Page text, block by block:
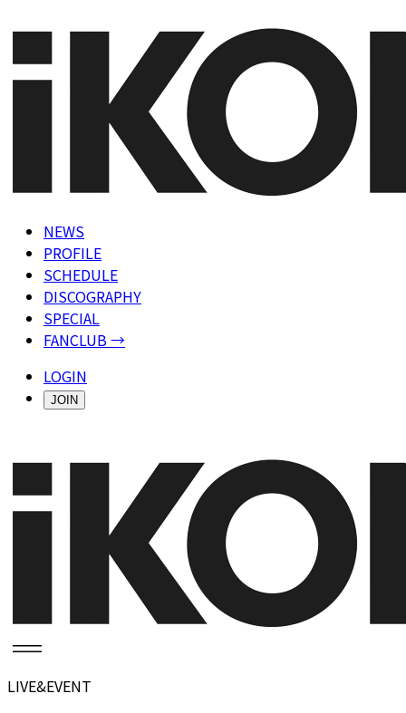
NEWS
PROFILE
SCHEDULE
DISCOGRAPHY
SPECIAL
FANCLUB →
LOGIN
JOIN
LIVE&EVENT